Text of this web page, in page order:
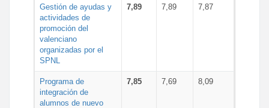
Gestión de ayudas y
actividades de
promoción del
valenciano
organizadas por el
SPNL
7,89 7,89 7,87
Programa de
integración de
alumnos de nuevo
7,85 7,69 8,09